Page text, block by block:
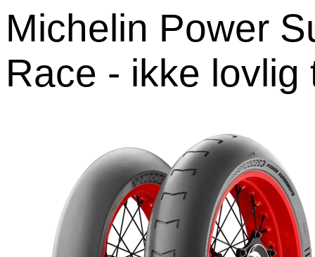
Michelin Power
Race - ikke lovlig